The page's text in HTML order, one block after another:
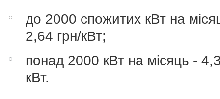
до 2000 спожитих кВт на
2,64 грн/кВт;
понад 2000 кВт на місяць -
кВт.